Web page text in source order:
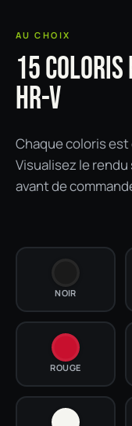
AU CHOIX
15 COLORIS
HR-V
Chaque coloris
Visualisez le
avant de
NOIR
ROUGE